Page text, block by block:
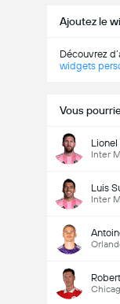
Ajoutez le
Découvrez
widgets
Vous
Lionel
Inter
Luis
Inter